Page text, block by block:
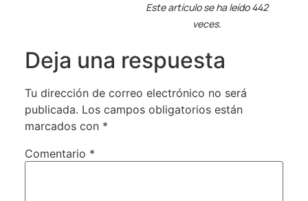
Este artículo se ha leído 442
veces.
Deja una respuesta
Tu dirección de correo electrónico no será
publicada. Los campos obligatorios están
marcados con *
Comentario *